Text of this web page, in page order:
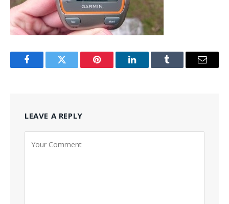
FacebookTwitter Pinterest LinkedInTumblr Email
LEAVE A REPLY